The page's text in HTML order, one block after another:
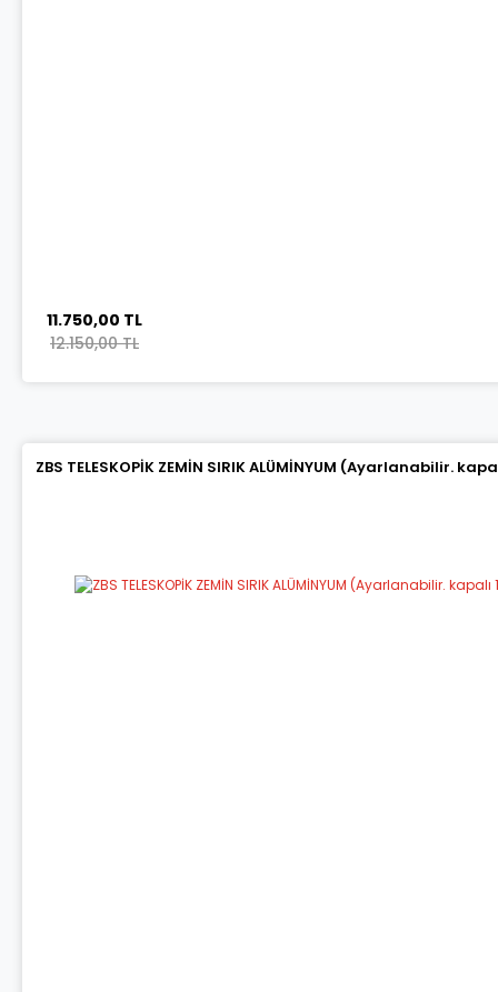
11.750,00 TL
12.150,00 TL
ZBS TELESKOPİK ZEMİN SIRIK ALÜMİNYUM (Ayarlanabilir.